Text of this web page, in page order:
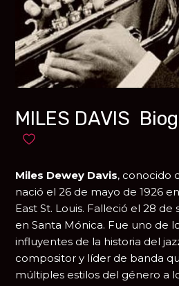
MILES DAVIS
Añadir a favoritos
Miles Dewey Davis, conocido
nació el 26 de mayo de 1926
East St. Louis. Falleció el 28 de
enSanta Mónica. Fue uno de
influyentes de la historia del
compositor y líder de banda
múltiples estilos del género a